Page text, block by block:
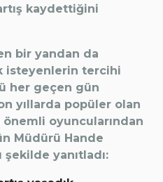
kaydettiğini
bir yandan da
isteyenlerin tercihi
her geçen gün
yıllarda popüler olan
oyuncularından
Müdürü Hande
şekilde yanıtladı: